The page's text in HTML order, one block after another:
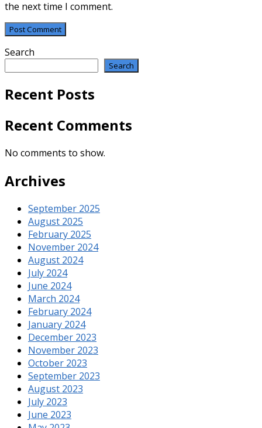
the next time I comment.
Search
Search
Recent Posts
Recent Comments
No comments to show.
Archives
September 2025
August 2025
February 2025
November 2024
August 2024
July 2024
June 2024
March 2024
February 2024
January 2024
December 2023
November 2023
October 2023
September 2023
August 2023
July 2023
June 2023